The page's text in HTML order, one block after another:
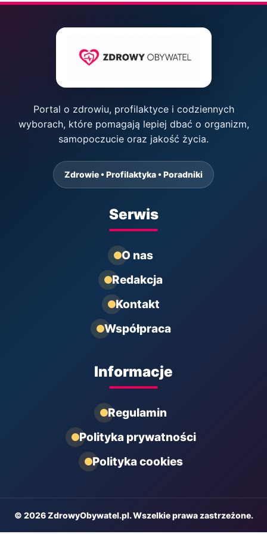
Portal o zdrowiu, profilaktyce i codziennych
wyborach, które pomagają lepiej dbać o organizm,
samopoczucie oraz jakość życia.
Zdrowie • Profilaktyka • Poradniki
Serwis
O nas
Redakcja
Kontakt
Współpraca
Informacje
Regulamin
Polityka prywatności
Polityka cookies
© 2026 ZdrowyObywatel.pl. Wszelkie prawa zastrzeżone.